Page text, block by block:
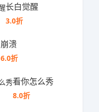
长白觉醒
3.0折
崩溃
6.0折
看你怎么秀
8.0折